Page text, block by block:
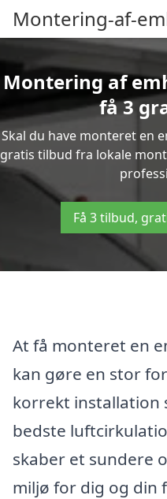
Montering-af-
Montering af
få 3
Skal du have monteret en
gratis tilbud fra lokale
Få 3 tilbud,
At få monteret en
kan gøre en stor
korrekt installation
bedste
skaber et sundere
miljø for dig og din